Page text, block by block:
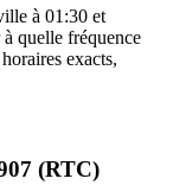
à 01:30 et
quelle fréquence
exacts,
(RTC)